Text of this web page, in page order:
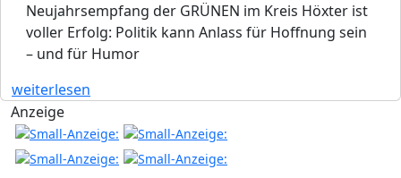
Neujahrsempfang der GRÜNEN im Kreis Höxter ist
voller Erfolg: Politik kann Anlass für Hoffnung sein
– und für Humor
weiterlesen
Anzeige